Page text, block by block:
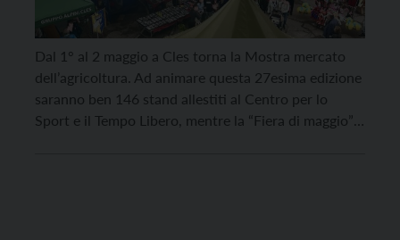
Dal 1° al 2 maggio a Cles torna la Mostra mercato
dell’agricoltura. Ad animare questa 27esima edizione
saranno ben 146 stand allestiti al Centro per lo
Sport e il Tempo Libero, mentre la “Fiera di maggio”,